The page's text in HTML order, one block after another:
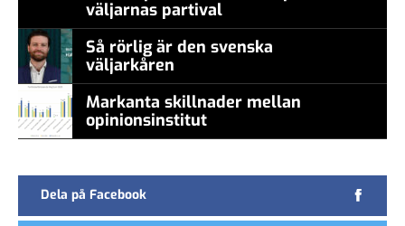
väljarnas partival
Så rörlig är den svenska
väljarkåren
Markanta skillnader mellan
opinionsinstitut
Dela på Facebook